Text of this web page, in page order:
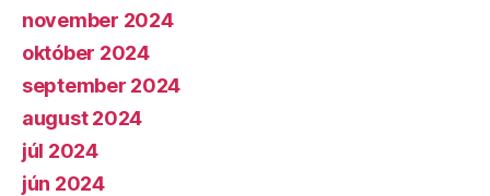
november 2024
október 2024
september 2024
august 2024
júl 2024
jún 2024